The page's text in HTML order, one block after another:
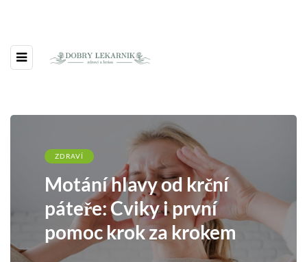
ZDRAVÍ
Motání hlavy od krční
páteře: Cviky i první
pomoc krok za krokem